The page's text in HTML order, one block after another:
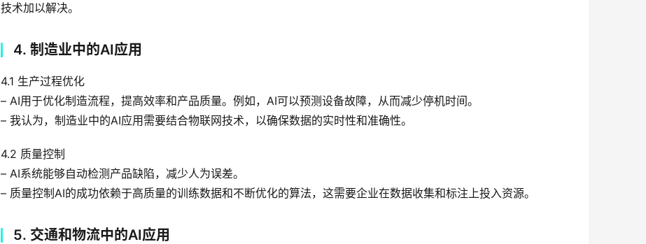
技术加以解决。
4. 制造业中的AI应用
4.1 生产过程优化
– AI用于优化制造流程，提高效率和产品质量。例如，AI可以预测设备故障，从而减少停机时间。
– 我认为，制造业中的AI应用需要结合物联网技术，以确保数据的实时性和准确性。
4.2 质量控制
– AI系统能够自动检测产品缺陷，减少人为误差。
– 质量控制AI的成功依赖于高质量的训练数据和不断优化的算法，这需要企业在数据收集和标注上投入资源。
5. 交通和物流中的AI应用